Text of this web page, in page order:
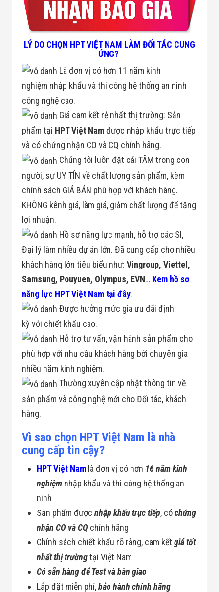
Đội
Dự Án Khối Nhà
Dự Án Kho
Xưởng -
Tin Khuyến Mãi
Tin Tuyển Dụng
LÝ DO CHỌN HPT VIỆT NAM LÀM ĐỐI TÁC CUNG
ỨNG?
Là đơn vị có hơn 11 năm kinh
nghiệm nhập khẩu và thi công hệ thống an ninh
công nghệ cao.
Giá cam kết rẻ nhất thị trường: Sản
phẩm tại HPT Việt Namđược nhập khẩu trực tiếp
và có chứng nhận CO và CQ chính hãng.
Chúng tôi luôn đặt cái TÂM trong con
người, sự UY TÍN về chất lượng sản phẩm, kèm
chính sách GIÁ BÁN phù hợp với khách hàng.
KHÔNG kênh giá, làm giá, giảm chất lượng để tăng
lợi nhuận.
Hồ sơ năng lực mạnh, hỗ trợ các SI,
Đại lý làm nhiều dự án lớn. Đã cung cấp cho nhiều
khách hàng lớn tiêu biểu như:Vingroup, Viettel,
Samsung, Pouyuen, Olympus, EVN…Xem hồ sơ
năng lực HPT Việt Nam tại đây.
Được hưởng mức giá ưu đãi định
kỳ với chiết khấu cao.
Hỗ trợ tư vấn, vận hành sản phẩm cho
phù hợp với nhu cầu khách hàng bởi chuyên gia
nhiều năm kinh nghiệm.
Thường xuyên cập nhật thông tin về
sản phẩm và công nghệ mới cho Đối tác, khách
hàng.
Vì sao chọn HPT Việt Nam là nhà
cung cấp tin cậy?
HPT Việt Nam là đơn vị có hơn 16 năm kinh
nghiệm nhập khẩu và thi công hệ thống an
ninh
Sản phẩm đượcnhập khẩu trực tiếp, cóchứng
nhận CO và CQ chính hãng
Chính sách chiết khấu rõ ràng, cam kếtgiá tốt
nhất thị trườngtại Việt Nam
Có sẵn hàng để Test và bàn giao
Lắp đặt miễn phí,bảo hành chính hãng